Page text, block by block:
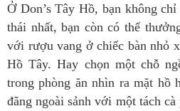
Ở Don’s Tây Hồ, bạn không
thái nhất, bạn còn có thể
với rượu vang ở chiếc bàn nhỏ
Hồ Tây. Hay chọn một chỗ
trong phòng ăn nhìn ra mặt hồ
đãng ngoài sảnh với một tách